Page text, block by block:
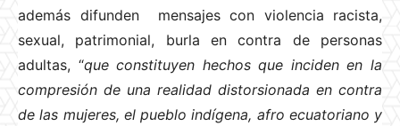
además difunden mensajes con violencia racista,
sexual, patrimonial, burla en contra de personas
adultas, “que constituyen hechos que inciden en la
compresión de una realidad distorsionada en contra
de las mujeres, el pueblo indígena, afro ecuatoriano y